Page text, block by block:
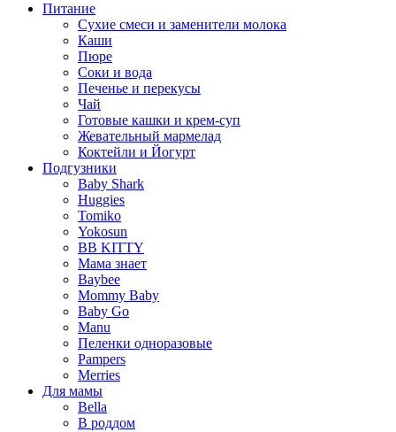
Питание
Сухие смеси и заменители молока
Каши
Пюре
Соки и вода
Печенье и перекусы
Чай
Готовые кашки и крем-суп
Жевательный мармелад
Коктейли и Йогурт
Подгузники
Baby Shark
Huggies
Tomiko
Yokosun
BB KITTY
Мама знает
Baybee
Mommy Baby
Baby Go
Manu
Пеленки одноразовые
Pampers
Merries
Для мамы
Bella
В роддом